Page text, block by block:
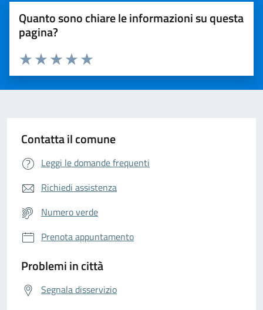
Quanto sono chiare le informazioni su questa
pagina?
Valuta da 1 a 5 stelle la pagina
Valuta 5 stelle su 5
Valuta 4 stelle su 5
Valuta 3 stelle su 5
Valuta 2 stelle su 5
Valuta 1 stelle su 5
Contatta il comune
Leggi le domande frequenti
Richiedi assistenza
Numero verde
Prenota appuntamento
Problemi in città
Segnala disservizio